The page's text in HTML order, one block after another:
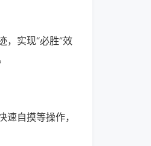
，实现“必胜”效
自摸等操作，